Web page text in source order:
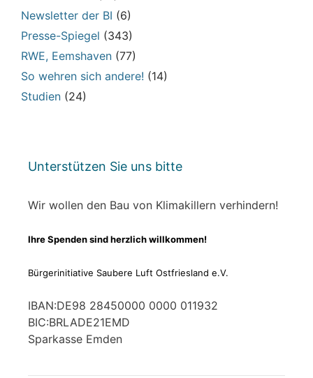
Newsletter der BI (6)
Presse-Spiegel (343)
RWE, Eemshaven (77)
So wehren sich andere! (14)
Studien (24)
Unterstützen Sie uns bitte
Wir wollen den Bau von Klimakillern verhindern!
Ihre Spenden sind herzlich willkommen!
Bürgerinitiative Saubere Luft Ostfriesland e.V.
IBAN:DE98 28450000 0000 011932
BIC:BRLADE21EMD
Sparkasse Emden